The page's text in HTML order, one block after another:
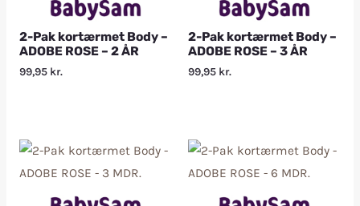
2-Pak kortærmet Body –
ADOBE ROSE – 2 ÅR
99,95 kr.
2-Pak kortærmet Body –
ADOBE ROSE – 3 ÅR
99,95 kr.